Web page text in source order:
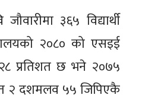
३६५ विद्यार्थी
२०८० को एसइई
प्रतिशत छ भने २०७५
२ दशमलव ५५ जिपिएकै